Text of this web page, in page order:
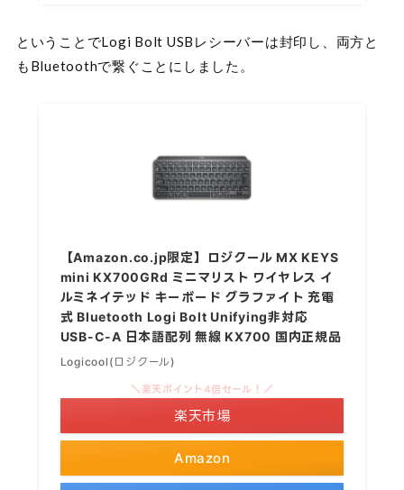
ということでLogi Bolt USBレシーバーは封印し、両方と
もBluetoothで繋ぐことにしました。
【Amazon.co.jp限定】ロジクール MX KEYS
mini KX700GRd ミニマリスト ワイヤレス イ
ルミネイテッド キーボード グラファイト 充電
式 Bluetooth Logi Bolt Unifying非対応
USB-C-A 日本語配列 無線 KX700 国内正規品
Logicool(ロジクール)
Amazon
＼楽天ポイント4倍セール！／
楽天市場